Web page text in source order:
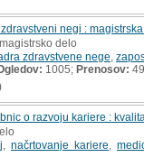
negi :
magistrsko delo
zdravstvene nege
1005; Prenosov: 49
o razvoju kariere :
načrtovanje kariere